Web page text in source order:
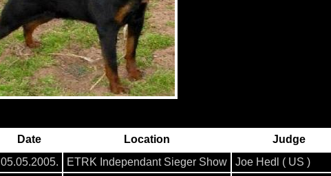
Date Location Judge
05.05.2005.
ETRK Independant Sieger Show Joe Hedl ( US )